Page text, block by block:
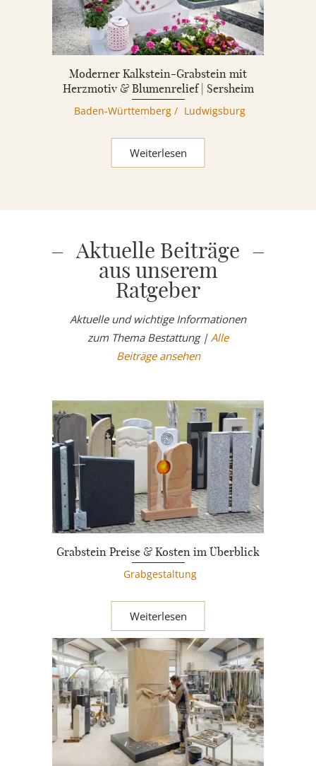
Moderner Kalkstein-Grabstein mit
Herzmotiv & Blumenrelief | Sersheim
Baden-Württemberg / Ludwigsburg
Weiterlesen
Aktuelle Beiträge
aus unserem
Ratgeber
Aktuelle und wichtige Informationen
zum Thema Bestattung | Alle
Beiträge ansehen
Grabstein Preise & Kosten im Überblick
Grabgestaltung
Weiterlesen